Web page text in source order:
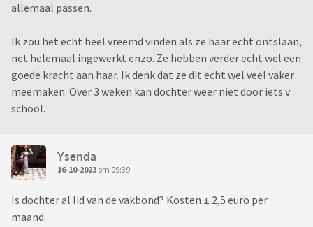
allemaal passen.
Ik zou het echt heel vreemd vinden als ze haar echt ontslaan,
net helemaal ingewerkt enzo. Ze hebben verder echt wel een
goede kracht aan haar. Ik denk dat ze dit echt wel veel vaker
meemaken. Over 3 weken kan dochter weer niet door iets v
school.
Ysenda
16-10-2023 om 09:39
Is dochter al lid van de vakbond? Kosten ± 2,5 euro per
maand.